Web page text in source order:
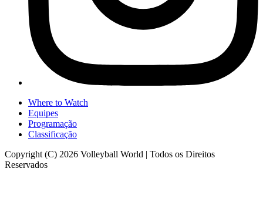
Where to Watch
Equipes
Programação
Classificação
Copyright (C) 2026 Volleyball World | Todos os Direitos
Reservados